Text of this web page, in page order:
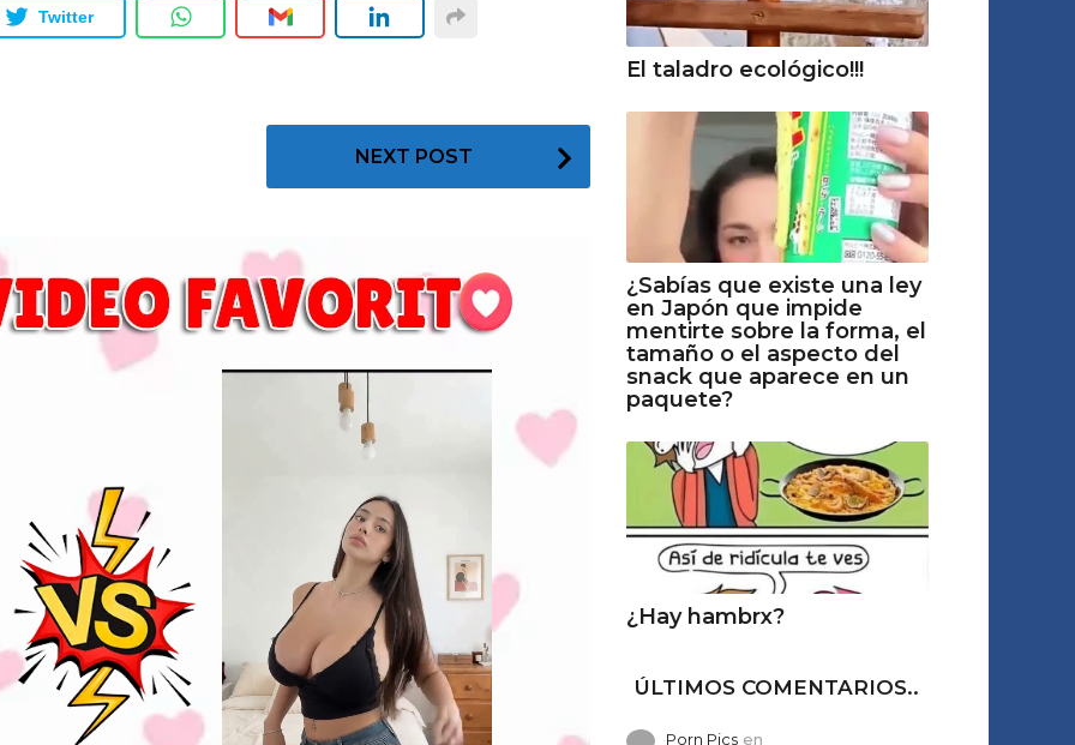
Twitter
NEXT POST
El taladro ecológico!!!
¿Sabías que existe una ley
en Japón que impide
mentirte sobre la forma, el
tamaño o el aspecto del
snack que aparece en un
paquete?
¿Hay hambrx?
ÚLTIMOS COMENTARIOS..
Porn Picsen